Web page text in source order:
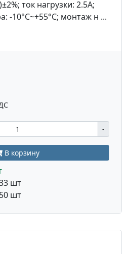
ток нагрузки: 2.5А;
-10°С~+55°С; монтаж н ...
-
В корзину
шт
шт